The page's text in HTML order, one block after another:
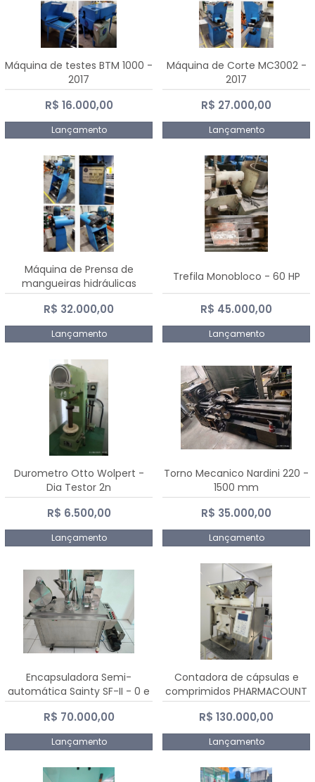
Máquina de testes BTM 1000 -
2017
R$ 16.000,00
Lançamento
Máquina de Corte MC3002 -
2017
R$ 27.000,00
Lançamento
Máquina de Prensa de
mangueiras hidráulicas
PE50TF - 2017
R$ 32.000,00
Lançamento
Trefila Monobloco - 60 HP
R$ 45.000,00
Lançamento
Durometro Otto Wolpert -
Dia Testor 2n
R$ 6.500,00
Lançamento
Torno Mecanico Nardini 220 -
1500 mm
R$ 35.000,00
Lançamento
Encapsuladora Semi-
automática Sainty SF-II - 0 e
00
R$ 70.000,00
Lançamento
Contadora de cápsulas e
comprimidos PHARMACOUNT
- 2-2R3
R$ 130.000,00
Lançamento